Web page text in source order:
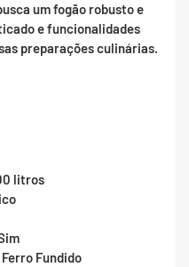
um fogão robusto e
e funcionalidades
preparações culinárias.
litros
Fundido